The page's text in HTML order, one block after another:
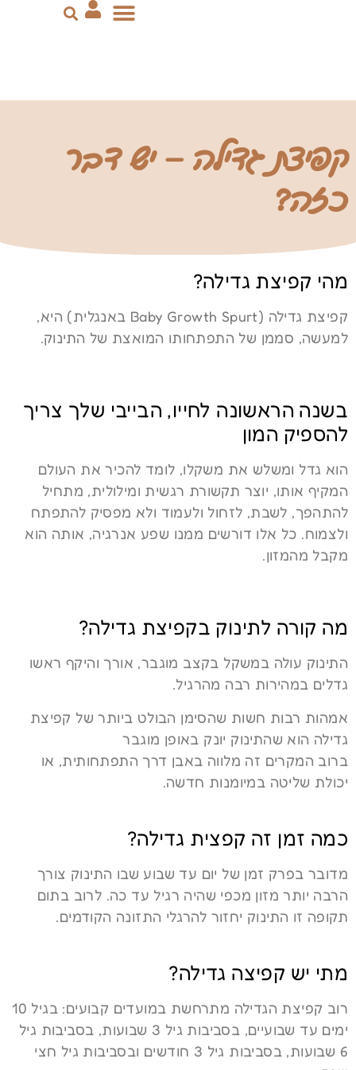
קפיצת גדילה – יש דבר
כזה?
מהי קפיצת גדילה?
קפיצת גדילה (Baby Growth Spurt באנגלית) היא,
למעשה, סממן של התפתחותו המואצת של התינוק.
בשנה הראשונה לחייו, הבייבי שלך צריך
להספיק המון
הוא גדל ומשלש את משקלו, לומד להכיר את העולם
המקיף אותו, יוצר תקשורת רגשית ומילולית, מתחיל
להתהפך, לשבת, לזחול ולעמוד ולא מפסיק להתפתח
ולצמוח. כל אלו דורשים ממנו שפע אנרגיה, אותה הוא
מקבל מהמזון.
מה קורה לתינוק בקפיצת גדילה?
התינוק עולה במשקל בקצב מוגבר, אורך והיקף ראשו
גדלים במהירות רבה מהרגיל.
אמהות רבות חשות שהסימן הבולט ביותר של קפיצת
גדילה הוא שהתינוק יונק באופן מוגבר
ברוב המקרים זה מלווה באבן דרך התפתחותית, או
יכולת שליטה במיומנות חדשה.
כמה זמן זה קפצית גדילה?
מדובר בפרק זמן של יום עד שבוע שבו התינוק צורך
הרבה יותר מזון מכפי שהיה רגיל עד כה. לרוב בתום
תקופה זו התינוק יחזור להרגלי התזונה הקודמים.
מתי יש קפיצה גדילה?
רוב קפיצת הגדילה מתרחשת במועדים קבועים: בגיל 10
ימים עד שבועיים, בסביבות גיל 3 שבועות, בסביבות גיל
6 שבועות, בסביבות גיל 3 חודשים ובסביבות גיל חצי